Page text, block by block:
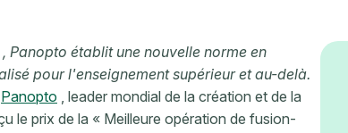
Panopto établit une nouvelle norme en
pour l'enseignement supérieur et au-delà.
Panopto , leader mondial de la création et de la
le prix de la « Meilleure opération de fusion-